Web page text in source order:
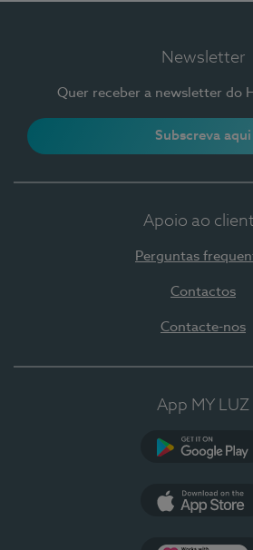
Newsletter
Quer receber a newsletter do
Subscreva aqui
Apoio ao
Perguntas
Contactos
Contacte-nos
App MY LUZ